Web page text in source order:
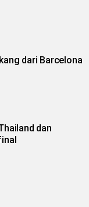
dari Barcelona
dan